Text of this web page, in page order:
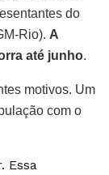
do
Rio). A
até junho.
motivos. Um
com o
Essa